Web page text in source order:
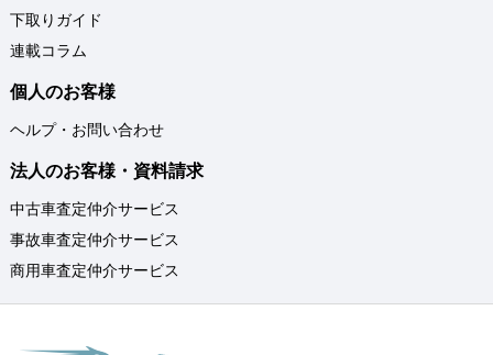
下取りガイド
連載コラム
個人のお客様
ヘルプ・お問い合わせ
法人のお客様・資料請求
中古車査定仲介サービス
事故車査定仲介サービス
商用車査定仲介サービス